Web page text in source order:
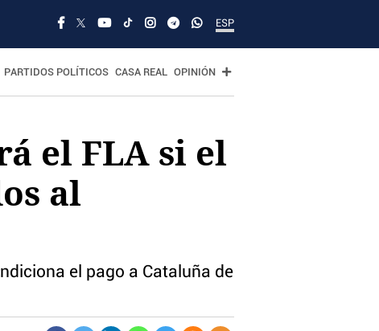
ESP
PARTIDOS POLÍTICOS CASA REAL OPINIÓN
el FLA si el
al
el pago a Cataluña de